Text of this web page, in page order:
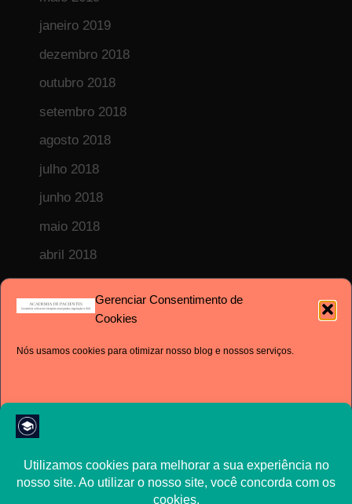
Gerenciar Consentimento de
Cookies
Nós usamos cookies para otimizar nosso blog e nossos serviços.
Aceito
janeiro 2019
dezembro 2018
outubro 2018
setembro 2018
agosto 2018
julho 2018
junho 2018
maio 2018
abril 2018
fevereiro 2018
janeiro 2018